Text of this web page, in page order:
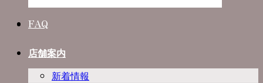
FAQ
店舗案内
新着情報